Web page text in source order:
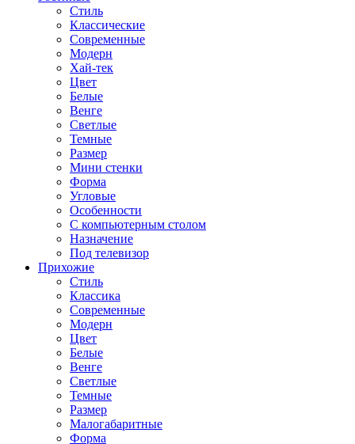
Стиль
Классические
Современные
Модерн
Хай-тек
Цвет
Белые
Венге
Светлые
Темные
Размер
Мини стенки
Форма
Угловые
Особенности
С компьютерным столом
Назначение
Под телевизор
Прихожие
Стиль
Классика
Современные
Модерн
Цвет
Белые
Венге
Светлые
Темные
Размер
Малогабаритные
Форма